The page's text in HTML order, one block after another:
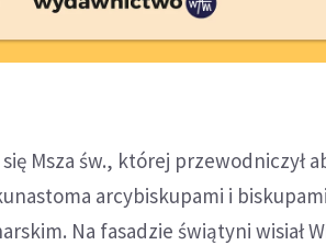
Msza św., której przewodniczył
arcybiskupami i
Na fasadzie świątyni wisiał